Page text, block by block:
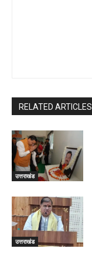
RELATED ARTICLES
उत्तराखंड
उत्तराखंड